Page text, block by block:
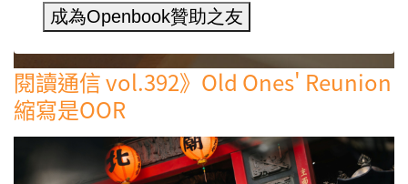
成為Openbook贊助之友
閱讀通信 vol.392》Old Ones' Reunion
縮寫是OOR